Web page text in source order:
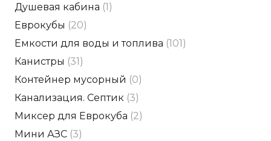
Душевая кабина (1)
Еврокубы (20)
Емкости для воды и топлива (101)
Канистры (31)
Контейнер мусорный (0)
Канализация. Септик (3)
Миксер для Еврокуба (2)
Мини АЗС (3)